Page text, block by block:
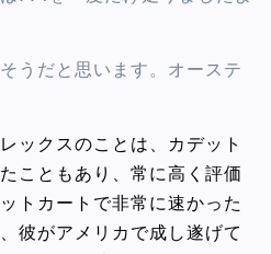
うだと思います。オーステ
ックスのことは、カデット
こともあり、常に高く評価
トカートで非常に速かった
彼がアメリカで成し遂げて